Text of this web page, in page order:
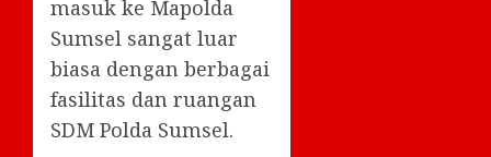
masuk ke Mapolda
Sumsel sangat luar
biasa dengan berbagai
fasilitas dan ruangan
SDM Polda Sumsel.